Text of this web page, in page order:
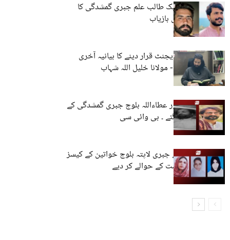
حب، مستونگ: ایک طالب علم جبری گمشدگی کا
شکار، ایک شخص بازیاب
بلوچ کو انڈیا کا ایجنٹ قرار دینے کا بیانیہ آخری
سانسیں لے رہا ہے- مولانا خلیل اللہ شہاب
سلمان بنگلزئی اور عطاءاللہ بلوچ جبری گمشدگی کے
بعد قتل کر دیے گئے ۔ بی وائی سی
وی بی ایم پی نے جبری لاپتہ بلوچ خواتین کے کیسز
کمیشن اور حکومت کے حوالے کر دیے